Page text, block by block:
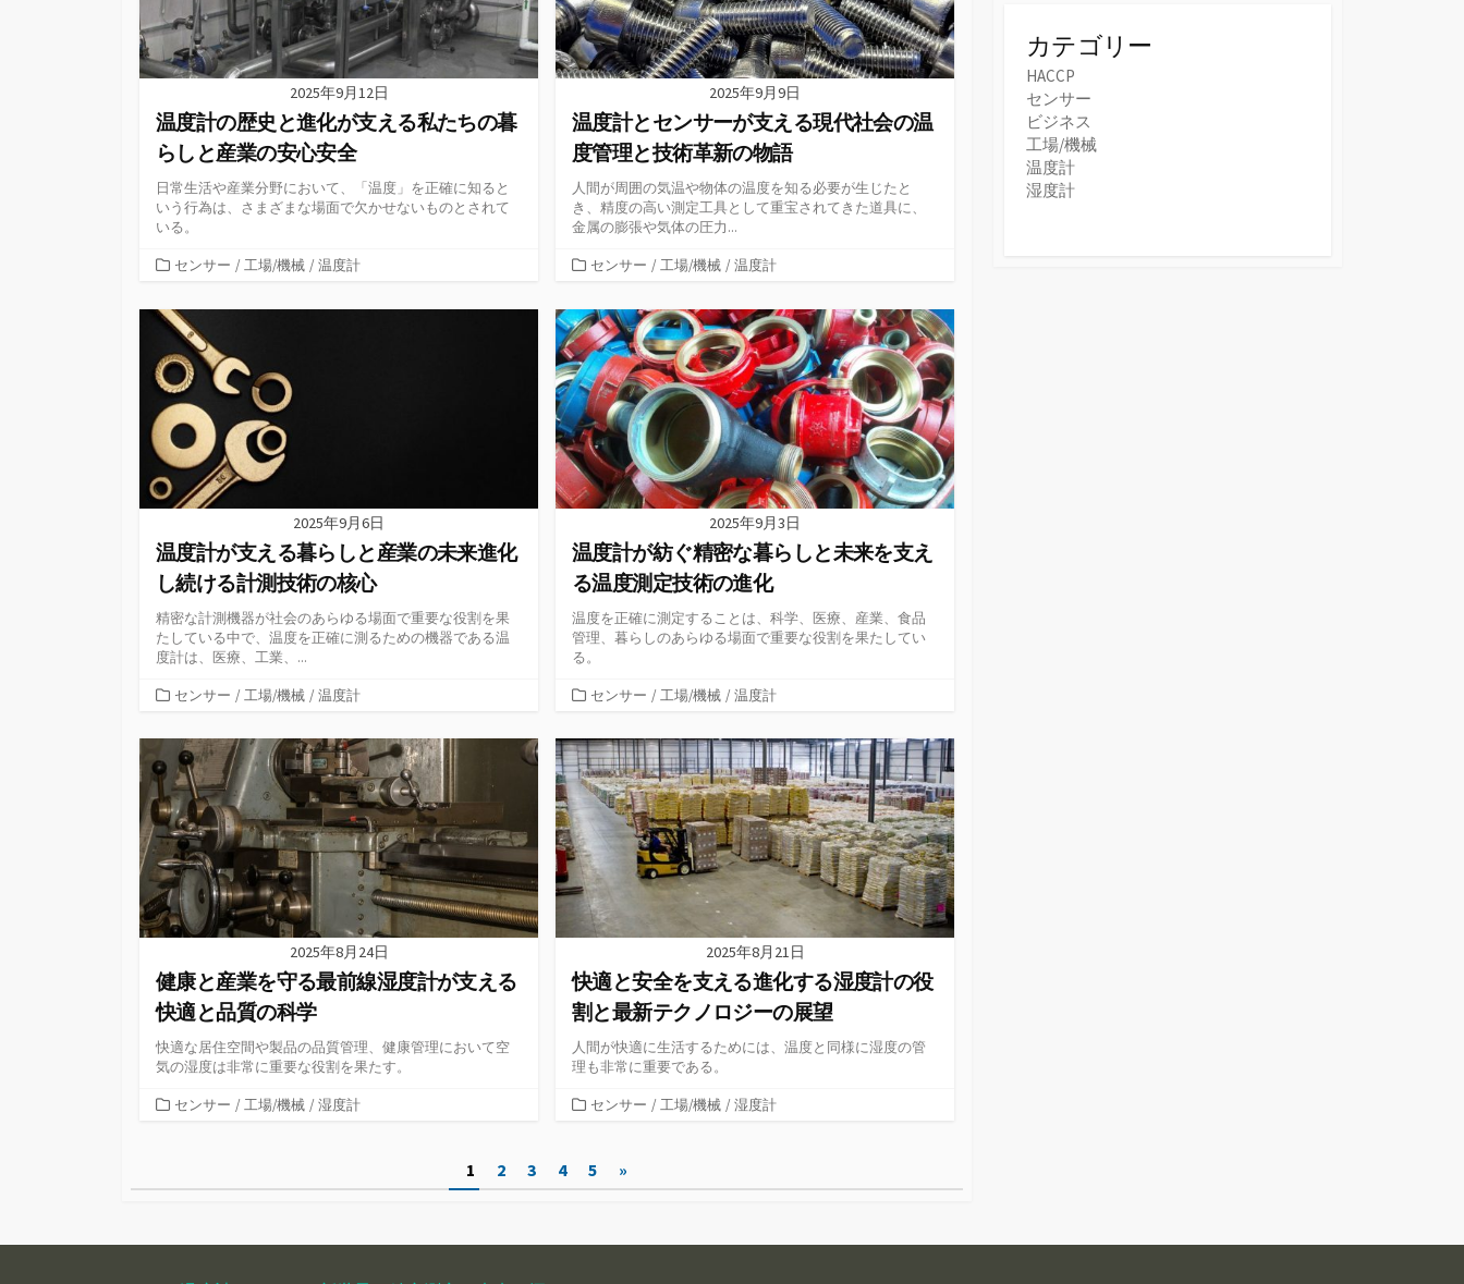
2025年9月12日
温度計の歴史と進化が支える私たちの暮
らしと産業の安心安全
日常生活や産業分野において、「温度」を正確に知ると
いう行為は、さまざまな場面で欠かせないものとされて
いる。
カ
ゴ
リ
ー
センサー / 工場/機械 / 温度計
2025年9月9日
温度計とセンサーが支える現代社会の温
度管理と技術革新の物語
人間が周囲の気温や物体の温度を知る必要が生じたと
き、精度の高い測定工具として重宝されてきた道具に、
金属の膨張や気体の圧力...
カ
ゴ
リ
ー
センサー / 工場/機械 / 温度計
2025年9月6日
温度計が支える暮らしと産業の未来進化
し続ける計測技術の核心
精密な計測機器が社会のあらゆる場面で重要な役割を果
たしている中で、温度を正確に測るための機器である温
度計は、医療、工業、...
カ
ゴ
リ
ー
センサー / 工場/機械 / 温度計
2025年9月3日
温度計が紡ぐ精密な暮らしと未来を支え
る温度測定技術の進化
温度を正確に測定することは、科学、医療、産業、食品
管理、暮らしのあらゆる場面で重要な役割を果たしてい
る。
カ
ゴ
リ
ー
センサー / 工場/機械 / 温度計
2025年8月24日
健康と産業を守る最前線湿度計が支える
快適と品質の科学
快適な居住空間や製品の品質管理、健康管理において空
気の湿度は非常に重要な役割を果たす。
カ
ー
センサー / 工場/機械 / 湿度計
2025年8月21日
快適と安全を支える進化する湿度計の役
割と最新テクノロジーの展望
人間が快適に生活するためには、温度と同様に湿度の管
理も非常に重要である。
カ
リ
ー
センサー / 工場/機械 / 湿度計
の
1 2 3 4 5 »
カテゴリー
HACCP
センサー
ビジネス
工場/機械
温度計
湿度計